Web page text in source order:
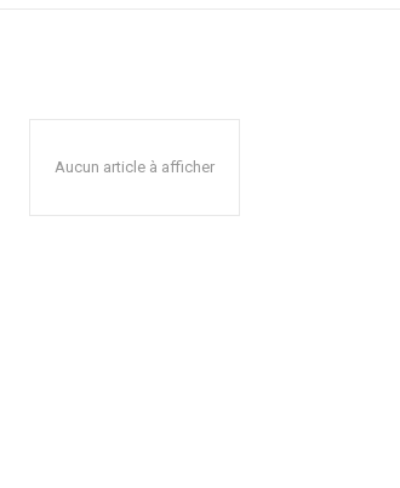
Aucun article à afficher